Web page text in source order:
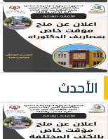
الأحدث